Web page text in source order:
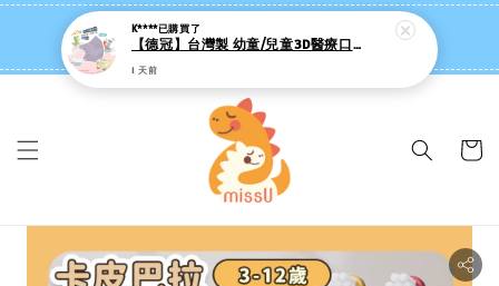
missU 迷思悠官方旗艦店 ❤️ 迷粉招募中
👉點我【追蹤社群送 $20 】
K****已購買了
【德冠】台灣製 幼童/兒童3D醫療口罩 (50入/絲滑內裡/彈性耳繩)
1 天前